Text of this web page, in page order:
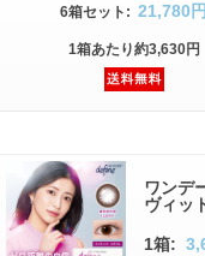
6箱セット : 21,780円
1箱あたり約3,630円
ワンデ
ヴィッ
1箱: